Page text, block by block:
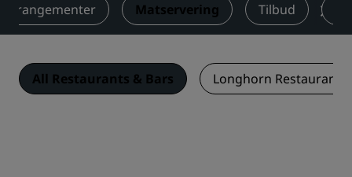
Matservering Tilbud
All Restaurants & Bars Longhorn Restaurant